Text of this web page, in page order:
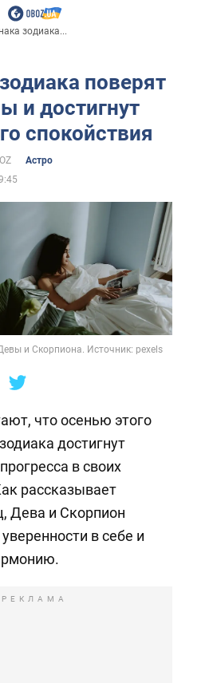
зодиака...
поверят
и достигнут
спокойствия
Астро
и Скорпиона. Источник: pexels
что осенью этого
достигнут
в своих
рассказывает
Дева и Скорпион
в себе и
РЕКЛАМА